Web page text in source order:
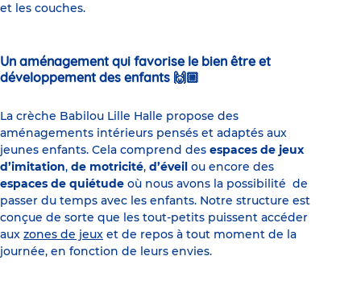
et les couches.
Un aménagement qui favorise le bien être et
développement des enfants 🙌🏼
La crèche Babilou Lille Halle propose des
aménagements intérieurs pensés et adaptés aux
jeunes enfants. Cela comprend des espaces de jeux
d’imitation, de motricité, d’éveil ou encore des
espaces de quiétude où nous avons la possibilité de
passer du temps avec les enfants. Notre structure est
conçue de sorte que les tout-petits puissent accéder
aux zones de jeux et de repos à tout moment de la
journée, en fonction de leurs envies.